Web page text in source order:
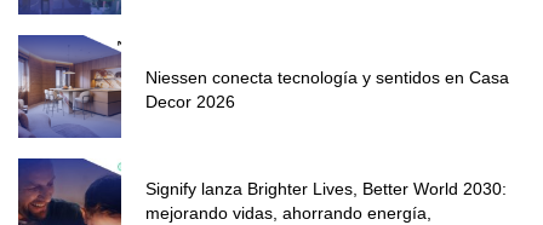
Niessen conecta tecnología y sentidos en Casa
Decor 2026
Signify lanza Brighter Lives, Better World 2030:
mejorando vidas, ahorrando energía,